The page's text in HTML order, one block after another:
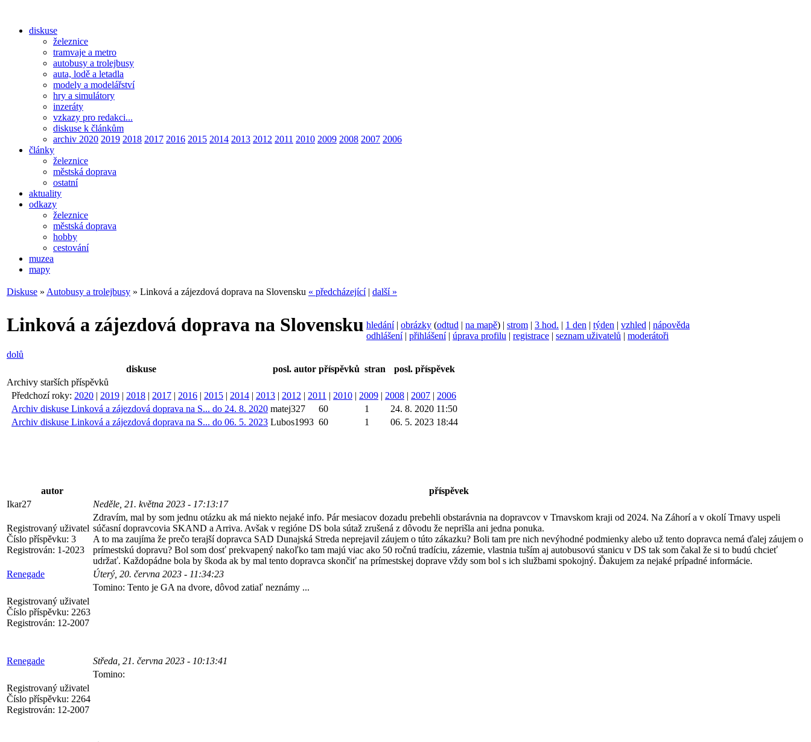
diskuse
železnice
tramvaje a metro
autobusy a trolejbusy
auta, lodě a letadla
modely a modelářství
hry a simulátory
inzeráty
vzkazy pro redakci...
diskuse k článkům
archiv 2020 2019 2018 2017 2016 2015 2014 2013 2012 2011 2010 2009 2008 2007 2006
články
železnice
městská doprava
ostatní
aktuality
odkazy
železnice
městská doprava
hobby
cestování
muzea
mapy
Diskuse » Autobusy a trolejbusy » Linková a zájezdová doprava na Slovensku « předcházející| další »
Linková a zájezdová doprava na Slovensku
dolů
hledání| obrázky (odtud | na mapě) | strom | 3 hod. | 1 den | týden | vzhled | nápověda
odhlášení| přihlášení| úprava profilu | registrace | seznam uživatelů | moderátoři
diskuse posl. autor příspěvků stran
posl. příspěvek
Archivy starších příspěvků
Předchozí roky: 2020 | 2019 | 2018 | 2017 | 2016 | 2015 | 2014 | 2013 | 2012 | 2011 | 2010 | 2009 | 2008 | 2007 | 2006
Archiv diskuse Linková a zájezdová doprava na S... do 24. 8. 2020 matej327 60 1
24. 8. 2020 11:50
Archiv diskuse Linková a zájezdová doprava na S... do 06. 5. 2023 Lubos1993 60 1 06. 5. 2023 18:44
autor
příspěvek
Ikar27
Neděle, 21. května 2023 - 17:13:17
Registrovaný uživatel
Číslo příspěvku: 3
Registrován: 1-2023
Zdravím, mal by som jednu otázku ak má niekto nejaké info. Pár mesiacov dozadu prebehli obstarávnia na dopravcov v Trnavskom kraji od 2024. Na Záhorí a v okolí Trnavy uspeli
súčasní dopravcovia SKAND a Arriva. Avšak v regióne DS bola sútaž zrušená z dôvodu že neprišla ani jedna ponuka.
A to ma zaujíma že prečo terajší dopravca SAD Dunajská Streda neprejavil záujem o túto zákazku? Boli tam pre nich nevýhodné podmienky alebo už tento dopravca nemá ďalej záujem o
prímestskú dopravu? Bol som dosť prekvapený nakoľko tam majú viac ako 50 ročnú tradíciu, zázemie, vlastnia tuším aj autobusovú stanicu v DS tak som čakal že si to budú chcieť
udržať. Každopádne bola by škoda ak by mal tento dopravca skončiť na prímestskej doprave vždy som bol s ich službami spokojný. Ďakujem za nejaké prípadné informácie.
Renegade
Úterý, 20. června 2023 - 11:34:23
Registrovaný uživatel
Číslo příspěvku: 2263
Registrován: 12-2007
Tomino: Tento je GA na dvore, dôvod zatiaľ neznámy ...
Renegade Středa, 21. června 2023 - 10:13:41
Registrovaný uživatel
Číslo příspěvku: 2264
Registrován: 12-2007
Tomino: